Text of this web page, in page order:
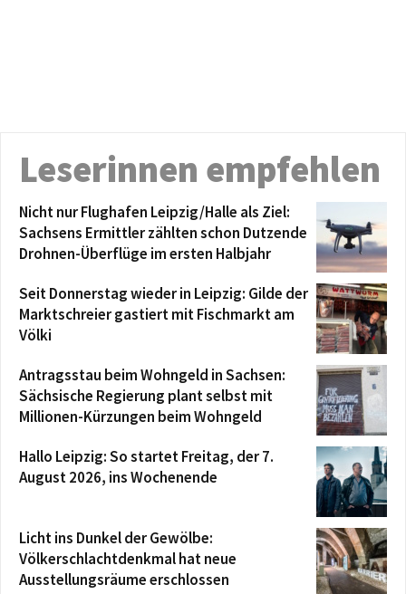
Leserinnen empfehlen
Nicht nur Flughafen Leipzig/Halle als Ziel:
Sachsens Ermittler zählten schon Dutzende
Drohnen-Überflüge im ersten Halbjahr
Seit Donnerstag wieder in Leipzig: Gilde der
Marktschreier gastiert mit Fischmarkt am
Völki
Antragsstau beim Wohngeld in Sachsen:
Sächsische Regierung plant selbst mit
Millionen-Kürzungen beim Wohngeld
Hallo Leipzig: So startet Freitag, der 7.
August 2026, ins Wochenende
Licht ins Dunkel der Gewölbe:
Völkerschlachtdenkmal hat neue
Ausstellungsräume erschlossen